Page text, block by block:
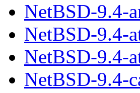
NetBSD-9.4-
NetBSD-9.4-
NetBSD-9.4-
NetBSD-9.4-